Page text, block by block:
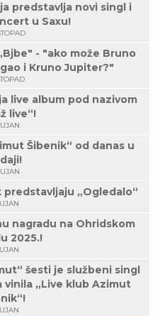
predstavlja novi singl i
u Saxu!
- "ako može Bruno
i Kruno Jupiter?"
live album pod nazivom
live“!
Šibenik“ od danas u
predstavljaju „Ogledalo“
nagradu na Ohridskom
2025.!
šesti je službeni singl
vinila „Live klub Azimut